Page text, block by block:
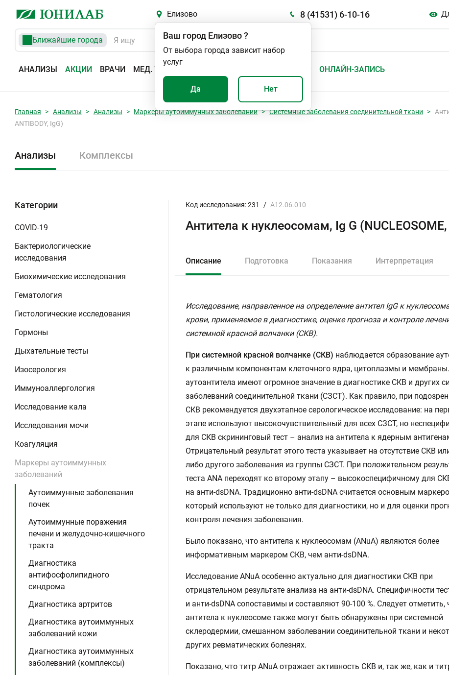
Елизово 8 (41531) 6-10-16
Ближайшие города
АНАЛИЗЫ АКЦИИ ВРАЧИ МЕД. УСЛУГИ ОНЛАЙН-ЗАПИСЬ
Ваш город Елизово?
От выбора города зависит набор
услуг
Да Нет
Главная Анализы Анализы Маркеры аутоиммунных заболеваний Системные заболевания соединительной ткани
ANTIBODY, IgG)
Анализы Комплексы
Категории
COVID-19
Бактериологические
исследования
Биохимические исследования
Гематология
Гистологические исследования
Гормоны
Дыхательные тесты
Изосерология
Иммуноаллергология
Исследование кала
Исследования мочи
Коагуляция
Маркеры аутоиммунных
заболеваний
Аутоиммунные заболевания
почек
Аутоиммунные поражения
печени и желудочно-кишечного
тракта
Диагностика
антифосфолипидного
синдрома
Диагностика артритов
Диагностика аутоиммунных
заболеваний кожи
Диагностика аутоиммунных
заболеваний (комплексы)
Код исследования: 231 / A12.06.010
Антитела к нуклеосомам, Ig G
Описание Подготовка Показания Интерпретация
Исследование, направленное на определение антител IgG к
крови, применяемое в диагностике, оценке прогноза и контроле
системной красной волчанки (СКВ).
При системной красной волчанке (СКВ) наблюдается образование
к различным компонентам клеточного ядра, цитоплазмы и
аутоантитела имеют огромное значение в диагностике СКВ и других
заболеваний соединительной ткани (СЗСТ). Как правило, при
СКВ рекомендуется двухэтапное серологическое исследование: на
этапе используют высокочувствительный для всех СЗСТ, но
для СКВ скрининговый тест – анализ на антитела к ядерным
Отрицательный результат этого теста указывает на отсутствие СКВ
либо другого заболевания из группы СЗСТ. При положительном
теста ANA переходят ко второму этапу – высокоспецифичному для
на анти-dsDNA. Традиционно анти-dsDNA считается основным
который используют не только для диагностики, но и для оценки
контроля лечения заболевания.
Было показано, что антитела к нуклеосомам (ANuA) являются более
информативным маркером СКВ, чем анти-dsDNA.
Исследование ANuA особенно актуально для диагностики СКВ при
отрицательном результате анализа на анти-dsDNA. Специфичности
и анти-dsDNA сопоставимы и составляют 90-100 %. Следует отметить,
антитела к нуклеосоме также могут быть обнаружены при системной
склеродермии, смешанном заболевании соединительной ткани и
других ревматических болезнях.
Показано, что титр ANuA отражает активность СКВ и, так же, как и